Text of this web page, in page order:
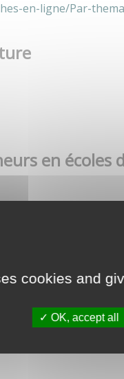
cookies and
OK, accept all
en-ligne/Par-
en écoles